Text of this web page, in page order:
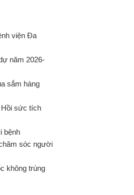
viện Đa
năm 2026-
sắm hàng
Hồi sức tích
bệnh
sóc người
không trúng